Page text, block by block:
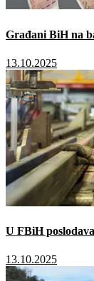
Građani BiH na
13.10.2025
U FBiH
13.10.2025